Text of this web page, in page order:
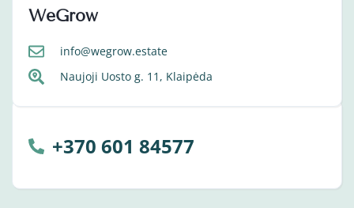
WeGrow
info@wegrow.estate
Naujoji Uosto g. 11, Klaipėda
+370 601 84577